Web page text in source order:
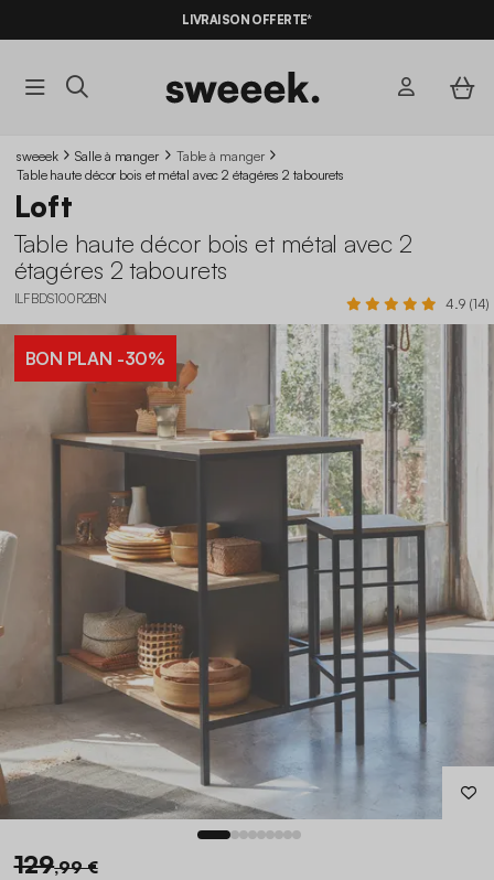
LIVRAISON OFFERTE*
sweeek Salle à manger
Table à manger
Table haute décor bois et métal avec 2 étagéres 2 tabourets
Loft
Table haute décor bois et métal avec 2
étagéres 2 tabourets
ILFBDS100R2BN 4.9 (14)
BON PLAN -30%
129,99 €